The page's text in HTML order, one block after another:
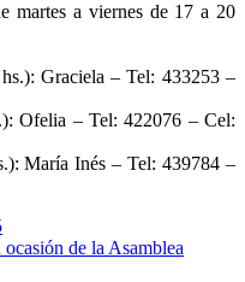
martes a viernes de 17 a 20
Graciela – Tel: 433253 –
Ofelia – Tel: 422076 – Cel:
María Inés – Tel: 439784 –
de la Asamblea